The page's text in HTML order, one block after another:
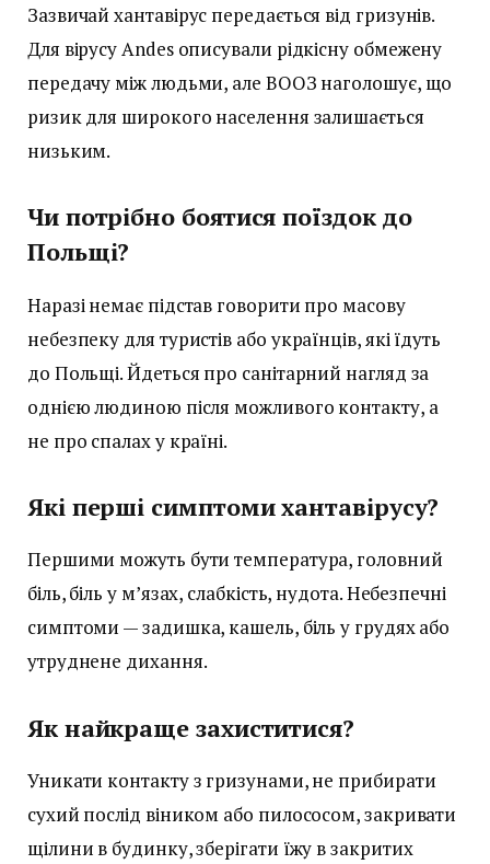
Зазвичай хантавірус передається від гризунів.
Для вірусу Andes описували рідкісну обмежену
передачу між людьми, але ВООЗ наголошує, що
ризик для широкого населення залишається
низьким.
Чи потрібно боятися поїздок до
Польщі?
Наразі немає підстав говорити про масову
небезпеку для туристів або українців, які їдуть
до Польщі. Йдеться про санітарний нагляд за
однією людиною після можливого контакту, а
не про спалах у країні.
Які перші симптоми хантавірусу?
Першими можуть бути температура, головний
біль, біль у м’язах, слабкість, нудота. Небезпечні
симптоми — задишка, кашель, біль у грудях або
утруднене дихання.
Як найкраще захиститися?
Уникати контакту з гризунами, не прибирати
сухий послід віником або пилососом, закривати
щілини в будинку, зберігати їжу в закритих